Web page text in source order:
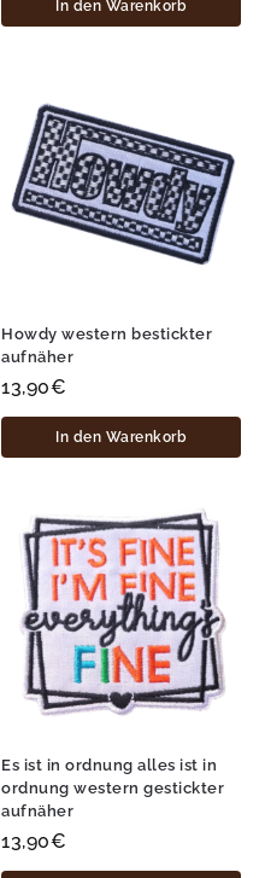
In den Warenkorb
Howdy western bestickter
aufnäher
13,90€
In den Warenkorb
Es ist in ordnung alles ist in
ordnung western gestickter
aufnäher
13,90€